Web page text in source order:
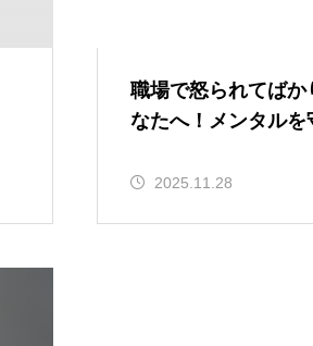
職場で怒られてばか
なたへ！メンタルを
2025.11.28